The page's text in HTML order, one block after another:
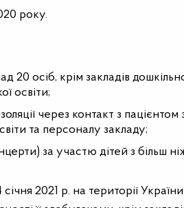
року.
20 осіб, крім закладів
освіти;
через контакт з пацієнтом
та персоналу закладу;
за участю дітей з більш
2021 р. на території України